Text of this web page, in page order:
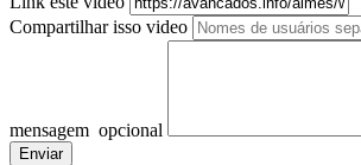
Compartilhar isso video
mensagem opcional